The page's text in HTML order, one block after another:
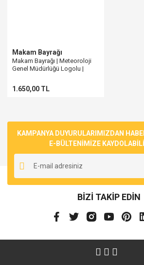
Makam Bayrağı
Makam Bayrağı | Meteoroloji
Genel Müdürlüğü Logolu |
1.650,00 TL
KAMPANYA DUYURULARIMIZDAN
E-BÜLTENİMİZE
BİZİ TAKİP EDİN